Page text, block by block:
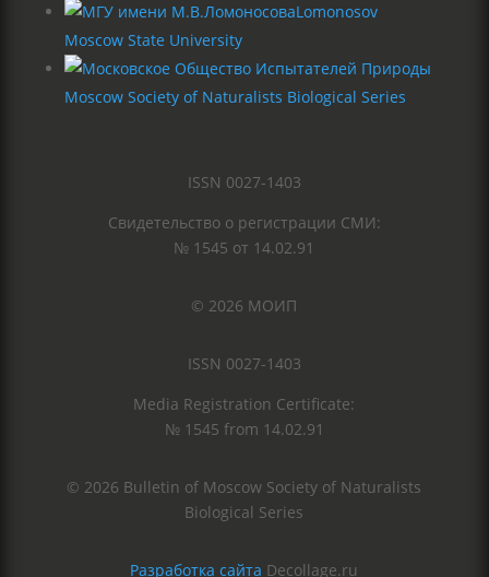
Lomonosov
Moscow State University
Moscow Society of Naturalists Biological Series
ISSN 0027-1403
Свидетельство о регистрации СМИ:
№ 1545 от 14.02.91
© 2026 МОИП
ISSN 0027-1403
Media Registration Certificate:
№ 1545 from 14.02.91
© 2026 Bulletin of Moscow Society of Naturalists
Biological Series
Разработка сайта Decollage.ru